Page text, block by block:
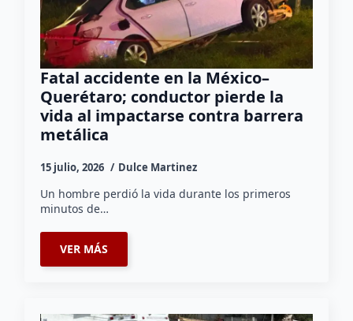
Fatal accidente en la México–
Querétaro; conductor pierde la
vida al impactarse contra barrera
metálica
15 julio, 2026 Dulce Martinez
Un hombre perdió la vida durante los primeros
minutos de…
VER MÁS